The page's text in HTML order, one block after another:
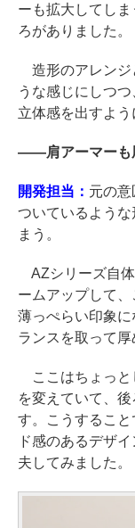
ーも拡大してし
ろがありました。
造形のアレンジ
うな感じにしつ
立体感を出すよう
――肩アーマーも
開発担当： 元の
ついているよう
まう。
AZシリーズ自体
ームアップして
薄っぺらい印象
ランスを取って厚
ここはちょっと
を変えていて、
す。こうするこ
ド感のあるデザ
夫してみました。